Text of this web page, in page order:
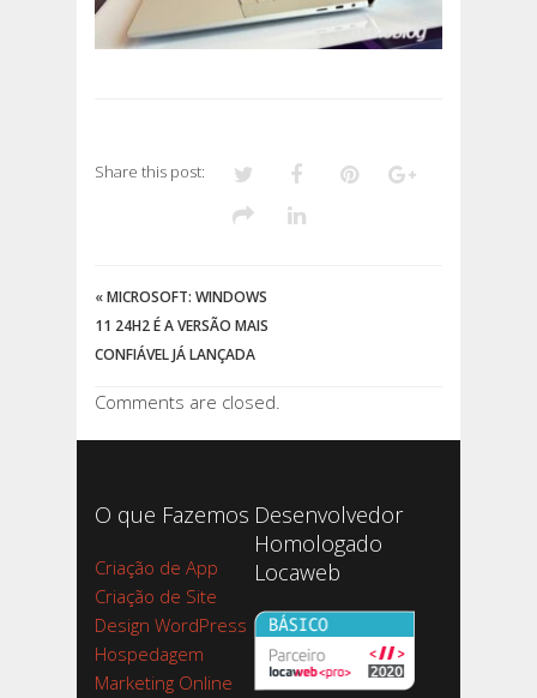
Share this post:
«MICROSOFT: WINDOWS
11 24H2 É A VERSÃO MAIS
CONFIÁVEL JÁ LANÇADA
Comments are closed.
O que Fazemos
Criação de App
Criação de Site
Design WordPress
Hospedagem
Marketing Online
Desenvolvedor
Homologado
Locaweb